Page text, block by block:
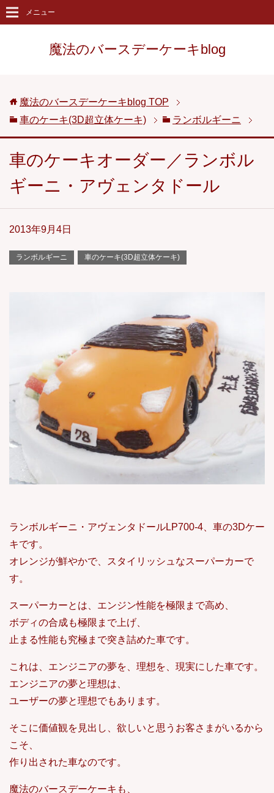
魔法のバースデーケーキblog
メニュー
魔法のバースデーケーキblog TOP
車のケーキ(3D超立体ケーキ)
ランボルギーニ
車のケーキオーダー／ランボル
ギーニ・アヴェンタドール
2013年9月4日
ランボルギーニ 車のケーキ(3D超立体ケーキ)
ランボルギーニ・アヴェンタドールLP700-4、車の3Dケー
キです。
オレンジが鮮やかで、スタイリッシュなスーパーカーで
す。
スーパーカーとは、エンジン性能を極限まで高め、
ボディの合成も極限まで上げ、
止まる性能も究極まで突き詰めた車です。
これは、エンジニアの夢を、理想を、現実にした車です。
エンジニアの夢と理想は、
ユーザーの夢と理想でもあります。
そこに価値観を見出し、欲しいと思うお客さまがいるから
こそ、
作り出された車なのです。
魔法のバースデーケーキも、